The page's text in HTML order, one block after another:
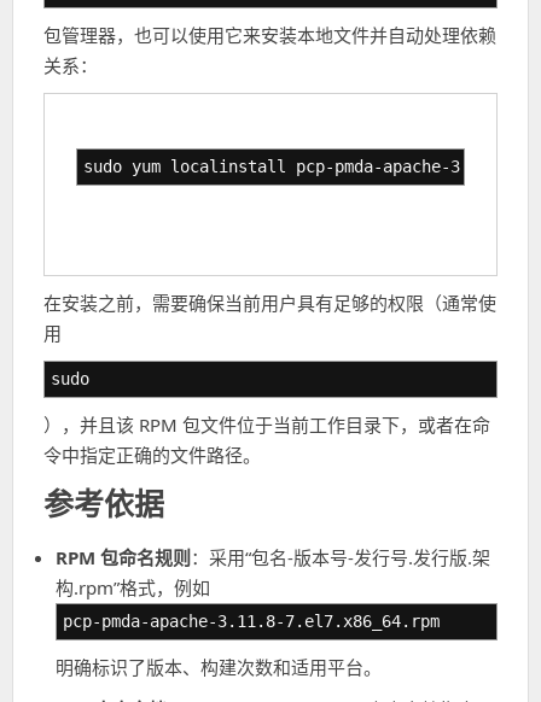
包管理器，也可以使用它来安装本地文件并自动处理依赖
关系：
sudo yum localinstall pcp-pmda-apache-3.11.8-
在安装之前，需要确保当前用户具有足够的权限（通常使
用
sudo
），并且该 RPM 包文件位于当前工作目录下，或者在命
令中指定正确的文件路径。
参考依据
RPM 包命名规则 ：采用“包名-版本号-发行号.发行版.架
构.rpm”格式，例如
pcp-pmda-apache-3.11.8-7.el7.x86_64.rpm
明确标识了版本、构建次数和适用平台。